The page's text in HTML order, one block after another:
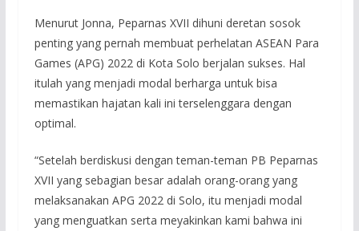
Menurut Jonna, Peparnas XVII dihuni deretan sosok
penting yang pernah membuat perhelatan ASEAN Para
Games (APG) 2022 di Kota Solo berjalan sukses. Hal
itulah yang menjadi modal berharga untuk bisa
memastikan hajatan kali ini terselenggara dengan
optimal.
“Setelah berdiskusi dengan teman-teman PB Peparnas
XVII yang sebagian besar adalah orang-orang yang
melaksanakan APG 2022 di Solo, itu menjadi modal
yang menguatkan serta meyakinkan kami bahwa ini